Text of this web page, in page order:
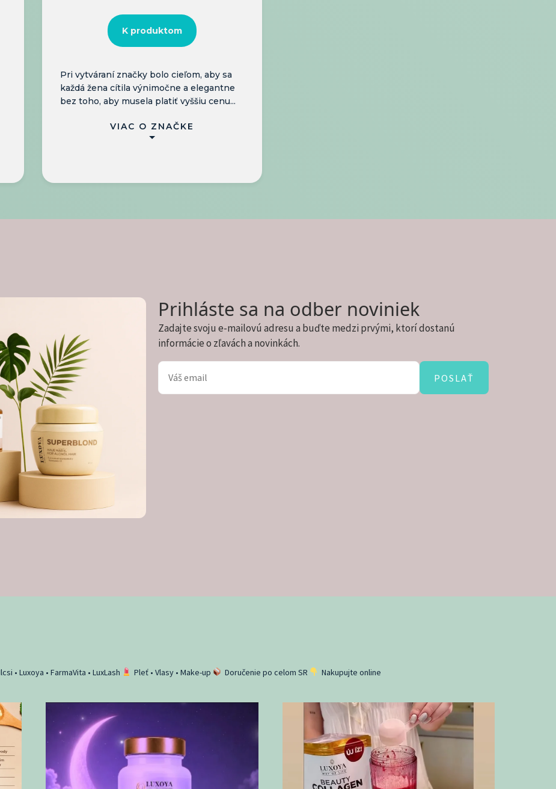
K produktom
Pri vytváraní značky bolo cieľom, aby sa
každá žena cítila výnimočne a elegantne
bez toho, aby musela platiť vyššiu cenu...
VIAC O ZNAČKE
Prihláste sa na odber noviniek
Zadajte svoju e-mailovú adresu a buďte medzi prvými, ktorí dostanú
informácie o zľavách a novinkách.
POSLAŤ
• Luxoya • FarmaVita • LuxLash Pleť • Vlasy • Make-up Doručenie po celom SR Nakupujte online